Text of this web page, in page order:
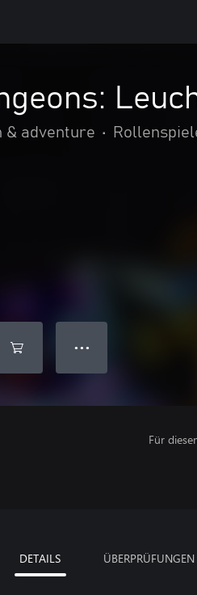
& adventure •
● ● ●
Für
DETAILS ÜBERPRÜFUNGEN